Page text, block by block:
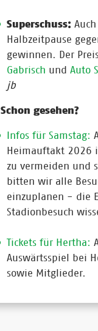
Superschuss:
Halbzeitpause
gewinnen. Der
Gabrisch und Auto
jb
Schon gesehen?
Infos für Samstag:
Heimauftakt 2026
zu vermeiden und
bitten wir alle
einzuplanen - die
Stadionbesuch
Tickets für Hertha:
Auswärtsspiel bei
sowie Mitglieder.